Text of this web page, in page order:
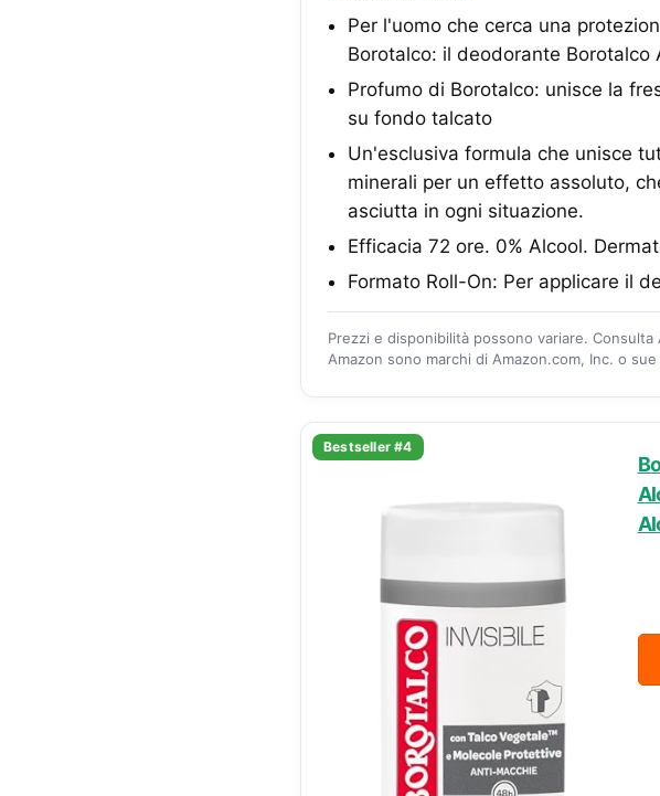
Per l'uomo che cerca una
Borotalco: il deodorante
Profumo di Borotalco: unisce la
su fondo talcato
Un'esclusiva formula che unisce
minerali per un effetto assoluto,
asciutta in ogni situazione.
Efficacia 72 ore. 0% Alcool.
Formato Roll-On: Per applicare il
Prezzi e disponibilità possono variare.
Amazon sono marchi di Amazon.com, Inc. o
Bestseller #4